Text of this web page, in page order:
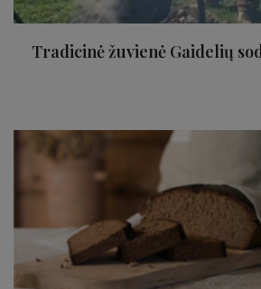
Tradicinė žuvienė Gaidelių